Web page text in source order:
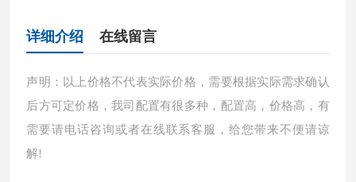
详细介绍 在线留言
声明：以上价格不代表实际价格，需要根据实际需求确认
后方可定价格，我司配置有很多种，配置高，价格高，有
需要请电话咨询或者在线联系客服，给您带来不便请谅
解!